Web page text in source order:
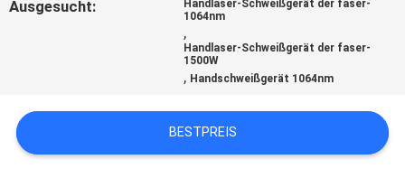
EIN
ANGEBOT
Ausgesucht:
Handlaser-Schweißgerät der faser-
1064nm
,
Handlaser-Schweißgerät der faser-
1500W
, Handschweißgerät 1064nm
BESTPREIS